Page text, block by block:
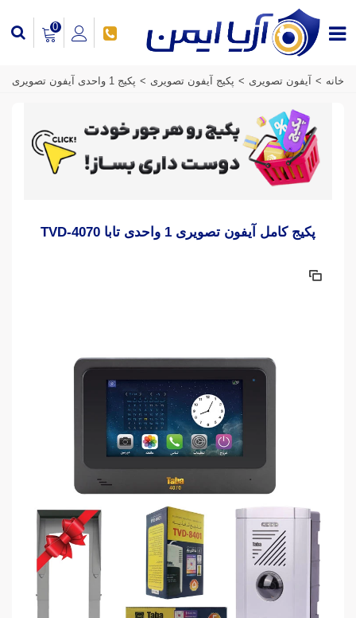
0
خانه > آیفون تصویری > پکیج آیفون تصویری > پکیج 1 واحدی آیفون تصویری
پکیج کامل آیفون تصویری 1 واحدی تابا TVD-4070